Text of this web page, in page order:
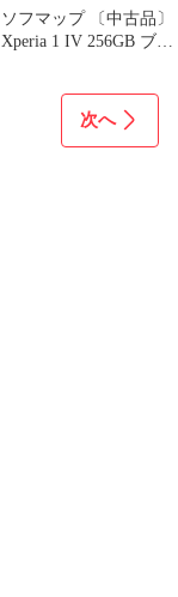
ソフマップ 〔中古品〕
Xperia 1 IV 256GB ブラ
次へ